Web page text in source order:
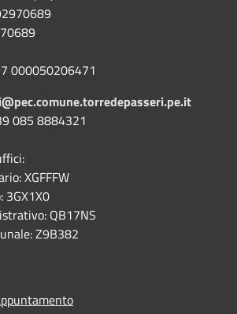
000050206471
085 8884321
XGFFFW
3GX1X0
QB17NS
Z9B382